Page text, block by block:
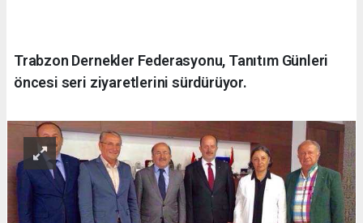
Trabzon Dernekler Federasyonu, Tanıtım Günleri
öncesi seri ziyaretlerini sürdürüyor.